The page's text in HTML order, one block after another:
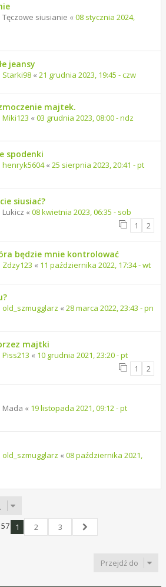
Tęczowe siusianie « 08 stycznia 2024,
jeansy
Starki98 « 21 grudnia 2023, 19:45 - czw
majtek.
Miki123 « 03 grudnia 2023, 08:00 - ndz
spodenki
henryk5604« 25 sierpnia 2023, 20:41 - pt
siusiać?
Lukicz « 08 kwietnia 2023, 06:35 - sob
1 2
będzie mnie kontrolować
Zdzy123 « 11 października 2022, 17:34 - wt
old_szmugglarz « 28 marca 2022, 23:43 - pn
majtki
Piss213 « 10 grudnia 2021, 23:20 - pt
1 2
Mada « 19 listopada 2021, 09:12 - pt
old_szmugglarz « 08 października 2021,
1 2
3
Następna
Przejdź do